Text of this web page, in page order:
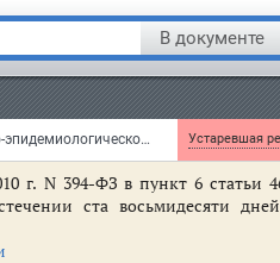
В документе
Федеральный закон от 30 марта 1999 г. N 52-ФЗ "О санитарно-эпидемиологическом благополучии населения" Устаревшая
своим функциональным
Федерации по
санитарно-
назначения руководителей
г. N 394-ФЗ в пункт 6 статьи
ста восьмидесяти